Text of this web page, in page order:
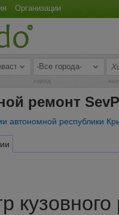
Организации
город
ремонт
автономной республики